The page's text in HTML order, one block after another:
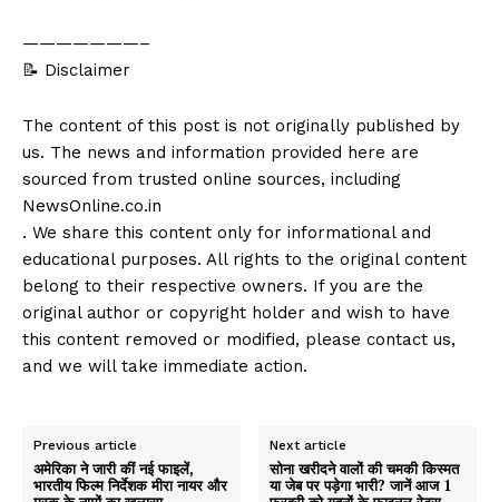
———————–
📝 Disclaimer
The content of this post is not originally published by
us. The news and information provided here are
sourced from trusted online sources, including
NewsOnline.co.in
. We share this content only for informational and
educational purposes. All rights to the original content
belong to their respective owners. If you are the
original author or copyright holder and wish to have
this content removed or modified, please contact us,
and we will take immediate action.
Previous article
अमेरिका ने जारी कीं नई फाइलें,
भारतीय फिल्म निर्देशक मीरा नायर और
Next article
सोना खरीदने वालों की चमकी किस्मत
या जेब पर पड़ेगा भारी? जानें आज 1